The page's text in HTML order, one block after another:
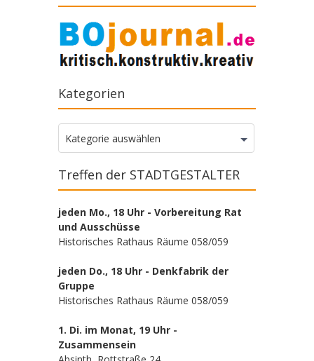
Kategorien
Kategorien
Kategorie auswählen
Treffen der STADTGESTALTER
jeden Mo., 18 Uhr - Vorbereitung Rat
und Ausschüsse
Historisches Rathaus Räume 058/059
jeden Do., 18 Uhr - Denkfabrik der
Gruppe
Historisches Rathaus Räume 058/059
1. Di. im Monat, 19 Uhr -
Zusammensein